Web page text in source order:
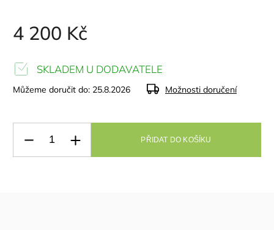
4 200 Kč
SKLADEM U DODAVATELE
Můžeme doručit do: 25.8.2026 Možnosti doručení
PŘIDAT DO KOŠÍKU